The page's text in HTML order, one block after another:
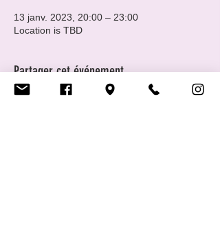
13 janv. 2023, 20:00 – 23:00
Location is TBD
Partager cet événement